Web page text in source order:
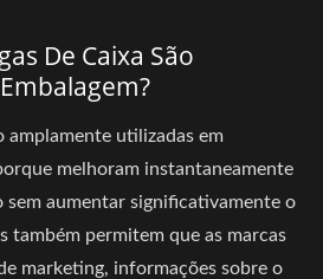
De Caixa São
amplamente utilizadas em
melhoram instantaneamente
sem aumentar significativamente o
também permitem que as marcas
marketing, informações sobre o